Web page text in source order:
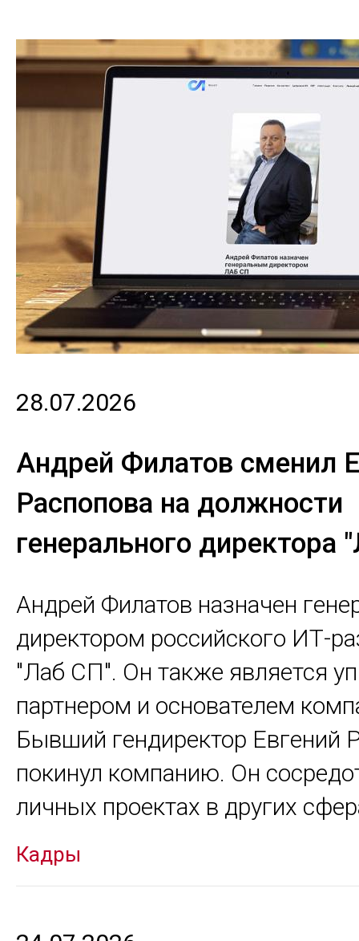
28.07.2026
Андрей Филатов сменил
Распопова на должности
генерального директора
Андрей Филатов назначен
директором российского ИТ-
"Лаб СП". Он также является
партнером и основателем
Бывший гендиректор Евгений
покинул компанию. Он
личных проектах в других
Кадры